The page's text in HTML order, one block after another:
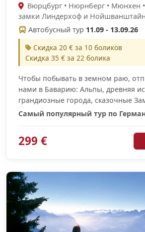
Вюрцбург • Нюрнберг • Мюнхен
замки Линдерхоф и
Автобусный тур 11.09 - 13.09.26
Скидка 20 € за 10 боликов
Скидка 35 € за 22 болика
Чтобы побывать в земном раю,
нами в Баварию: Альпы, древняя
грандиозные города, сказочные
Самый популярный тур по
299 €